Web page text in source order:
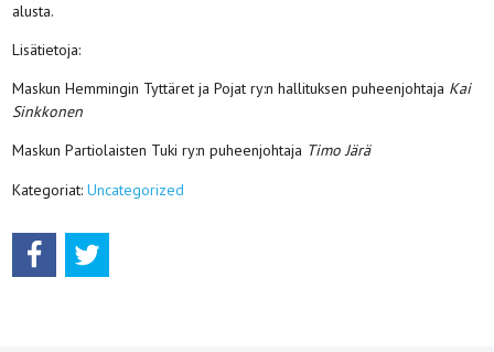
alusta.
Lisätietoja:
Maskun Hemmingin Tyttäret ja Pojat ry:n hallituksen puheenjohtaja Kai
Sinkkonen
Maskun Partiolaisten Tuki ry:n puheenjohtaja Timo Järä
Kategoriat:Uncategorized